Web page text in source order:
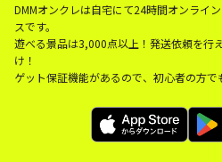
DMMオンクレは自宅にて24時間オンライ
スです。
遊べる景品は3,000点以上！発送依頼を行
け！
ゲット保証機能があるので、初心者の方で